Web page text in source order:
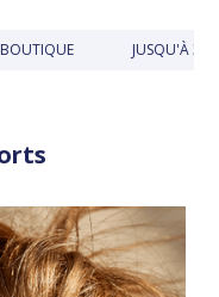
JUSQU'À 30